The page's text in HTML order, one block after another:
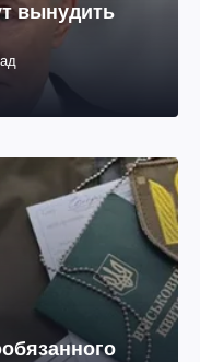
вынудить